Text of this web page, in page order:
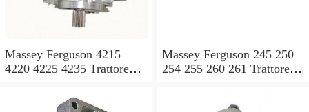
Massey Ferguson 4215
4220 4225 4235 Trattore
Valvola Di Controllo
Massey Ferguson 245 250
254 255 260 261 Trattore